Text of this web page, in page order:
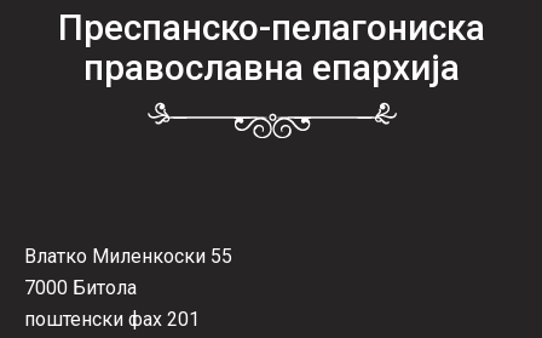
Преспанско-пелагониска
православна епархија
Влатко Миленкоски 55
7000 Битола
поштенски фах 201